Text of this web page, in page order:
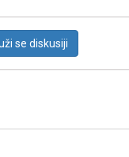
se diskusiji